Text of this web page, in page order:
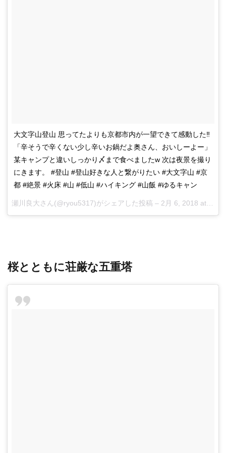
大文字山登山 思ってたよりも京都市内が一望できて感動した‼️
「辛そうで辛くない少し辛いお鍋だよ奥さん、おいしーよー」
某キャンプと違いしっかり〆まで食べましたw 次は夜景を撮り
にきます。 #登山 #登山好きな人と繋がりたい #大文字山 #京
都 #絶景 #火床 #山 #低山 #ハイキング #山飯 #ゆるキャン
瀬川良大さん(@ryou5317)がシェアした投稿 – 2月 6, 2018 at 9:15午後 PST
桜とともに荘厳な五重塔